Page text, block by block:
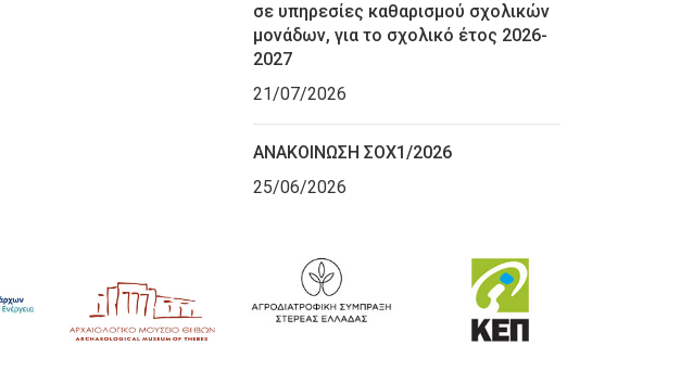
σε υπηρεσίες καθαρισμού σχολικών
μονάδων, για το σχολικό έτος 2026-
2027
21/07/2026
ΑΝΑΚΟΙΝΩΣΗ ΣΟΧ1/2026
25/06/2026